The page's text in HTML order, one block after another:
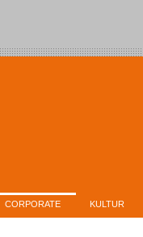
CORPORATE KULTUR